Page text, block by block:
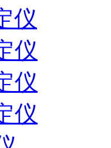
仪
仪
仪
仪